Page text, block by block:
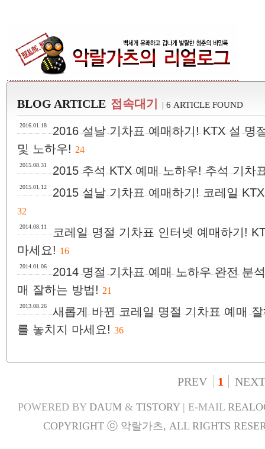
BLOG ARTICLE 접속대기 | 6 ARTICLE FOUND
2016.01.18
2016 설날 기차표 예매하기! KTX 설 명
및 노하우! 24
2015.08.31 2015 추석 KTX 예매 노하우! 추석 기차
2015.01.12 2015 설날 기차표 예매하기! 코레일
32
2014.08.11
코레일 명절 기차표 인터넷 예매하기!
마세요! 16
2014.01.06
2014 명절 기차표 예매 노하우 완전 분
매 잘하는 방법! 21
2013.08.26
새롭게 바뀐 코레일 명절 기차표 예매
를 놓치지 마세요! 36
PREV 1 NEXT
POWERED BY DAUM& TISTORY| E-MAIL
COPYRIGHT ⓒ 악랄가츠, ALL RIGHTS